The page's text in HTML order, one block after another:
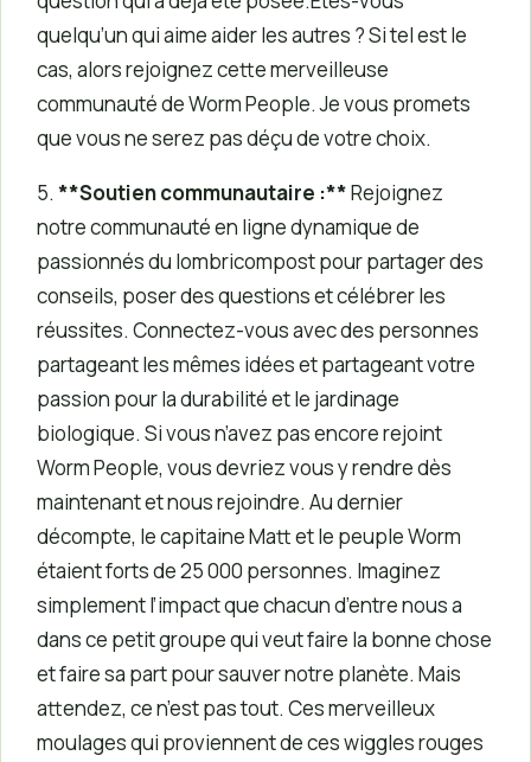
quelqu’un qui aime aider les autres ? Si tel est le
cas, alors rejoignez cette merveilleuse
communauté de Worm People. Je vous promets
que vous ne serez pas déçu de votre choix.
5. **Soutien communautaire :**Rejoignez
notre communauté en ligne dynamique de
passionnés du lombricompost pour partager des
conseils, poser des questions et célébrer les
réussites. Connectez-vous avec des personnes
partageant les mêmes idées et partageant votre
passion pour la durabilité et le jardinage
biologique. Si vous n’avez pas encore rejoint
Worm People, vous devriez vous y rendre dès
maintenant et nous rejoindre. Au dernier
décompte, le capitaine Matt et le peuple Worm
étaient forts de 25 000 personnes. Imaginez
simplement l’impact que chacun d’entre nous a
dans ce petit groupe qui veut faire la bonne chose
et faire sa part pour sauver notre planète. Mais
attendez, ce n’est pas tout. Ces merveilleux
moulages qui proviennent de ces wiggles rouges